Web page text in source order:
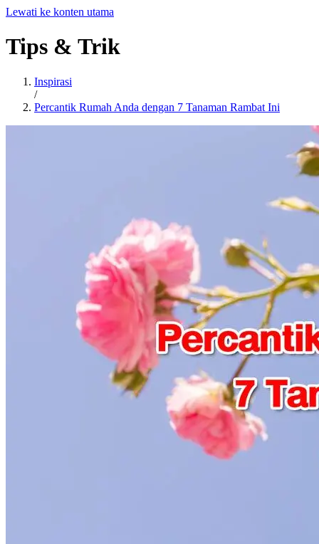
Lewati ke konten utama
Tips & Trik
Inspirasi
/
Percantik Rumah Anda dengan 7 Tanaman Rambat Ini